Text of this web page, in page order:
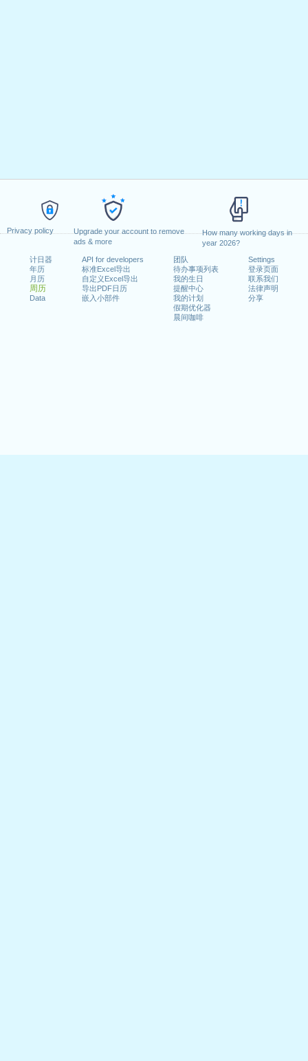
Privacy policy
Upgrade your account to remove
ads & more
How many working days in
year 2026?
计日器
年历
月历
周历
Data
API for developers
标准Excel导出
自定义Excel导出
导出PDF日历
嵌入小部件
团队
待办事项列表
我的生日
提醒中心
我的计划
假期优化器
晨间咖啡
Settings
登录页面
联系我们
法律声明
分享